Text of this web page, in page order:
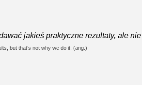
jakieś praktyczne rezultaty, ale
but that’s not why we do it. (ang.)